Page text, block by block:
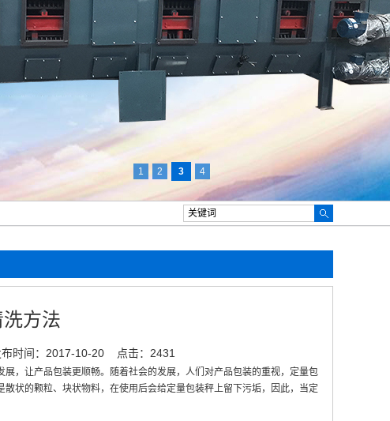
1 2 3
4
方法
布时间：2017-10-20 点击：2431
，让产品包装更顺畅。随着社会的发展，人们对产品包装的重视，定量包
状的颗粒、块状物料，在使用后会给定量包装秤上留下污垢，因此，当定